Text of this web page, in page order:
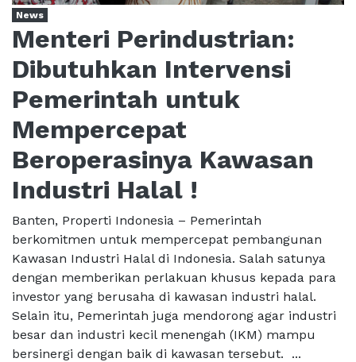
News
Menteri Perindustrian:
Dibutuhkan Intervensi
Pemerintah untuk
Mempercepat
Beroperasinya Kawasan
Industri Halal !
Banten, Properti Indonesia – Pemerintah
berkomitmen untuk mempercepat pembangunan
Kawasan Industri Halal di Indonesia. Salah satunya
dengan memberikan perlakuan khusus kepada para
investor yang berusaha di kawasan industri halal.
Selain itu, Pemerintah juga mendorong agar industri
besar dan industri kecil menengah (IKM) mampu
bersinergi dengan baik di kawasan tersebut. ...